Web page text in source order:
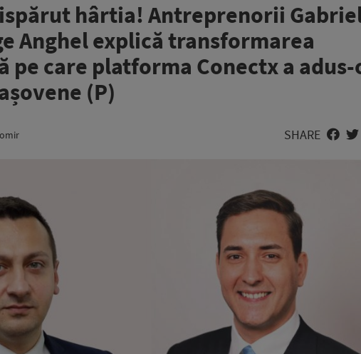
hârtia! Antreprenorii
Anghel explică transformarea
pe care platforma Conectx a adus-
(P)
SHARE